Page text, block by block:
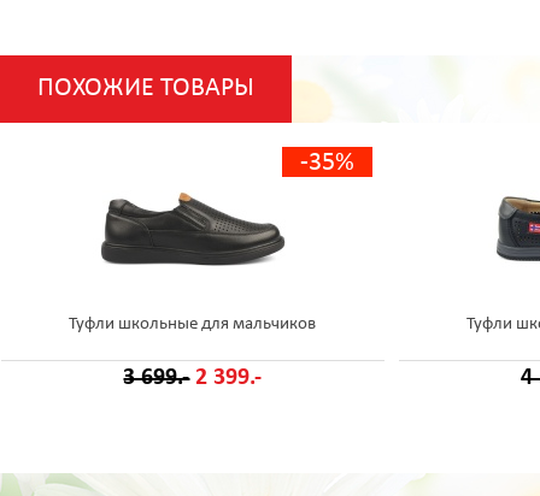
ПОХОЖИЕ ТОВАРЫ
-35%
Туфли школьные для мальчиков
3 699.- 2 399.-
Туфли
4